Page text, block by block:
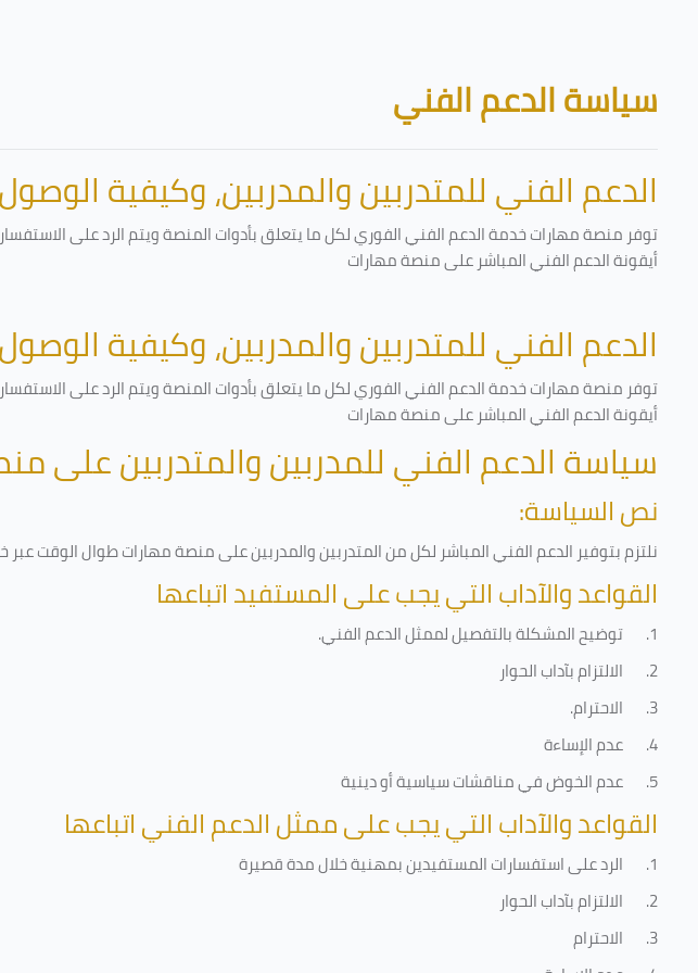
الكتل
سياسة الدعم الفني
الدعم الفني للمتدربين والمدربين، وكيفية
توفر منصة مهارات خدمة الدعم الفني الفوري لكل ما يتعلق بأدوات المنصة ويتم الرد على
أيقونة الدعم الفني المباشر على منصة مهارات
الدعم الفني للمتدربين والمدربين، وكيفية
توفر منصة مهارات خدمة الدعم الفني الفوري لكل ما يتعلق بأدوات المنصة ويتم الرد على
أيقونة الدعم الفني المباشر على منصة مهارات
سياسة الدعم الفني للمدربين والمتدربين على
نص السياسة:
نلتزم بتوفير الدعم الفني المباشر لكل من المتدربين والمدربين على منصة مهارات طوال الوقت
القواعد والآداب التي يجب على المستفيد اتباعها
1. توضيح المشكلة بالتفصيل لممثل الدعم الفني.
2.
الالتزام بآداب الحوار
3.
الاحترام.
4.
عدم الإساءة
5.
عدم الخوض في مناقشات سياسية أو دينية
القواعد والآداب التي يجب على ممثل الدعم الفني اتباعها
1.
الرد على استفسارات المستفيدين بمهنية خلال مدة قصيرة
2.
الالتزام بآداب الحوار
3.
الاحترام